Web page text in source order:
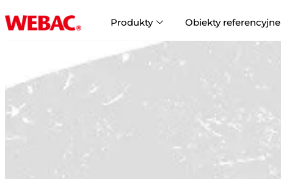
Produkty Obiekty referencyjne